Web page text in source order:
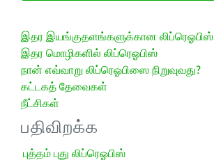
இதர இயங்குதளங்களுக்கான லிப்ரெஓபிஸ்
இதர மொழிகளில் லிப்ரெஓபிஸ்
நான் எவ்வாறு லிப்ரெஓபிஸை நிறுவுவது?
கட்டகத் தேவைகள்
நீட்சிகள்
பதிவிறக்க
புத்தம் புது லிப்ரெஓபிஸ்